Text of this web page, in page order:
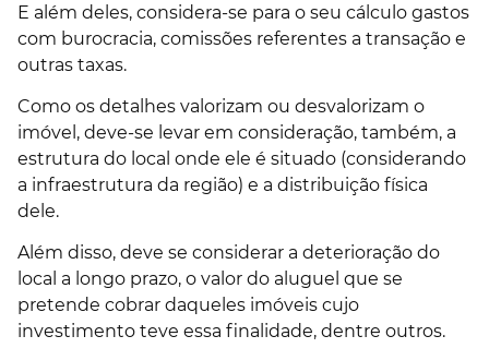
E além deles, considera-se para o seu cálculo gastos
com burocracia, comissões referentes a transação e
outras taxas.
Como os detalhes valorizam ou desvalorizam o
imóvel, deve-se levar em consideração, também, a
estrutura do local onde ele é situado (considerando
a infraestrutura da região) e a distribuição física
dele.
Além disso, deve se considerar a deterioração do
local a longo prazo, o valor do aluguel que se
pretende cobrar daqueles imóveis cujo
investimento teve essa finalidade, dentre outros.